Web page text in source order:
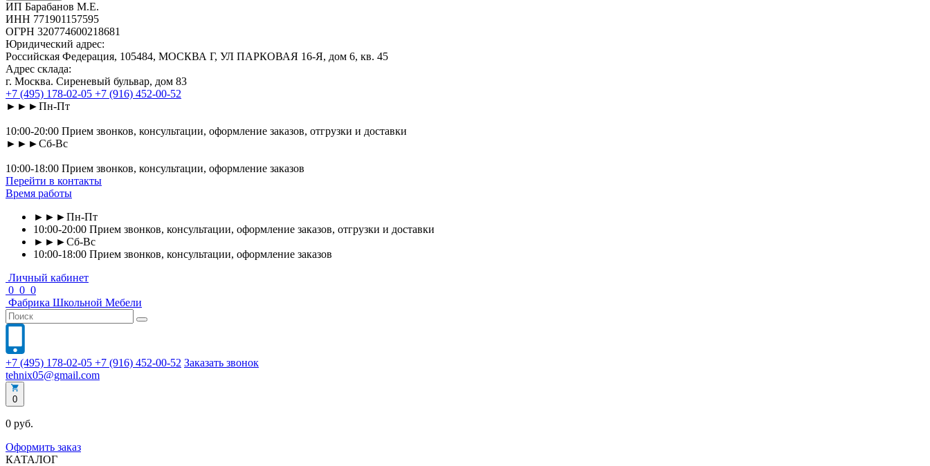
ИП Барабанов М.Е.
ИНН 771901157595
ОГРН 320774600218681
Юридический адрес:
Российская Федерация, 105484, МОСКВА Г, УЛ ПАРКОВАЯ 16-Я, дом 6, кв. 45
Адрес склада:
г. Москва. Сиреневый бульвар, дом 83
+7 (495) 178-02-05 +7 (916) 452-00-52
►►►Пн-Пт
10:00-20:00 Прием звонков, консультации, оформление заказов, отгрузки и доставки
►►►Сб-Вс
10:00-18:00 Прием звонков, консультации, оформление заказов
Перейти в контакты
Время работы
►►►Пн-Пт
10:00-20:00 Прием звонков, консультации, оформление заказов, отгрузки и доставки
►►►Сб-Вс
10:00-18:00 Прием звонков, консультации, оформление заказов
Личный кабинет
0 0 0
Фабрика Школьной Мебели
+7 (495) 178-02-05 +7 (916) 452-00-52 Заказать звонок
tehnix05@gmail.com
0
0 руб.
Оформить заказ
КАТАЛОГ